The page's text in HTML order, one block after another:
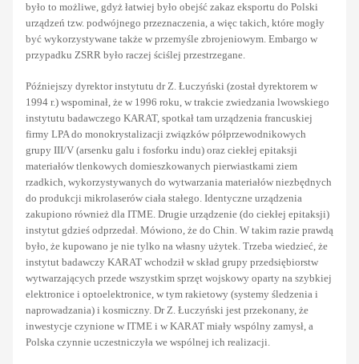
było to możliwe, gdyż łatwiej było obejść zakaz eksportu do Polski
urządzeń tzw. podwójnego przeznaczenia, a więc takich, które mogły
być wykorzystywane także w przemyśle zbrojeniowym. Embargo w
przypadku ZSRR było raczej ściślej przestrzegane.
Późniejszy dyrektor instytutu dr Z. Łuczyński (został dyrektorem w
1994 r.) wspominał, że w 1996 roku, w trakcie zwiedzania lwowskiego
instytutu badawczego KARAT, spotkał tam urządzenia francuskiej
firmy LPA do monokrystalizacji związków półprzewodnikowych
grupy III/V (arsenku galu i fosforku indu) oraz ciekłej epitaksji
materiałów tlenkowych domieszkowanych pierwiastkami ziem
rzadkich, wykorzystywanych do wytwarzania materiałów niezbędnych
do produkcji mikrolaserów ciała stałego. Identyczne urządzenia
zakupiono również dla ITME. Drugie urządzenie (do ciekłej epitaksji)
instytut gdzieś odprzedał. Mówiono, że do Chin. W takim razie prawdą
było, że kupowano je nie tylko na własny użytek. Trzeba wiedzieć, że
instytut badawczy KARAT wchodził w skład grupy przedsiębiorstw
wytwarzających przede wszystkim sprzęt wojskowy oparty na szybkiej
elektronice i optoelektronice, w tym rakietowy (systemy śledzenia i
naprowadzania) i kosmiczny. Dr Z. Łuczyński jest przekonany, że
inwestycje czynione w ITME i w KARAT miały wspólny zamysł, a
Polska czynnie uczestniczyła we wspólnej ich realizacji.